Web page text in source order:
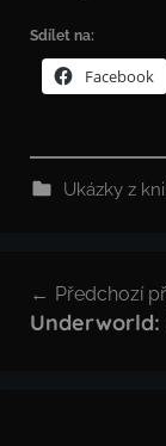
Sdílet na:
Facebook
Ukázky z
pro
Předchozí